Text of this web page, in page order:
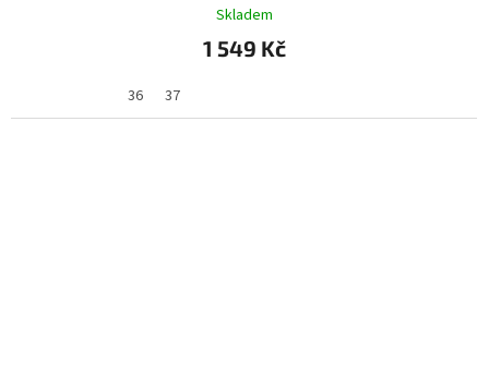
Skladem
1 549 Kč
36 37